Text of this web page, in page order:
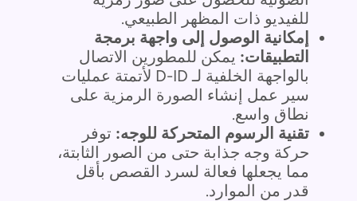
للفيديو ذات المظهر الطبيعي.
إمكانية الوصول إلى واجهة برمجة
التطبيقات: يمكن للمطورين الاتصال
بالواجهة الخلفية لـ D-ID لأتمتة عمليات
سير عمل إنشاء الصورة الرمزية على
نطاق واسع.
تقنية الرسوم المتحركة للوجه: توفر
حركة وجه جذابة حتى من الصور الثابتة،
مما يجعلها فعالة لسرد القصص بأقل
قدر من الموارد.